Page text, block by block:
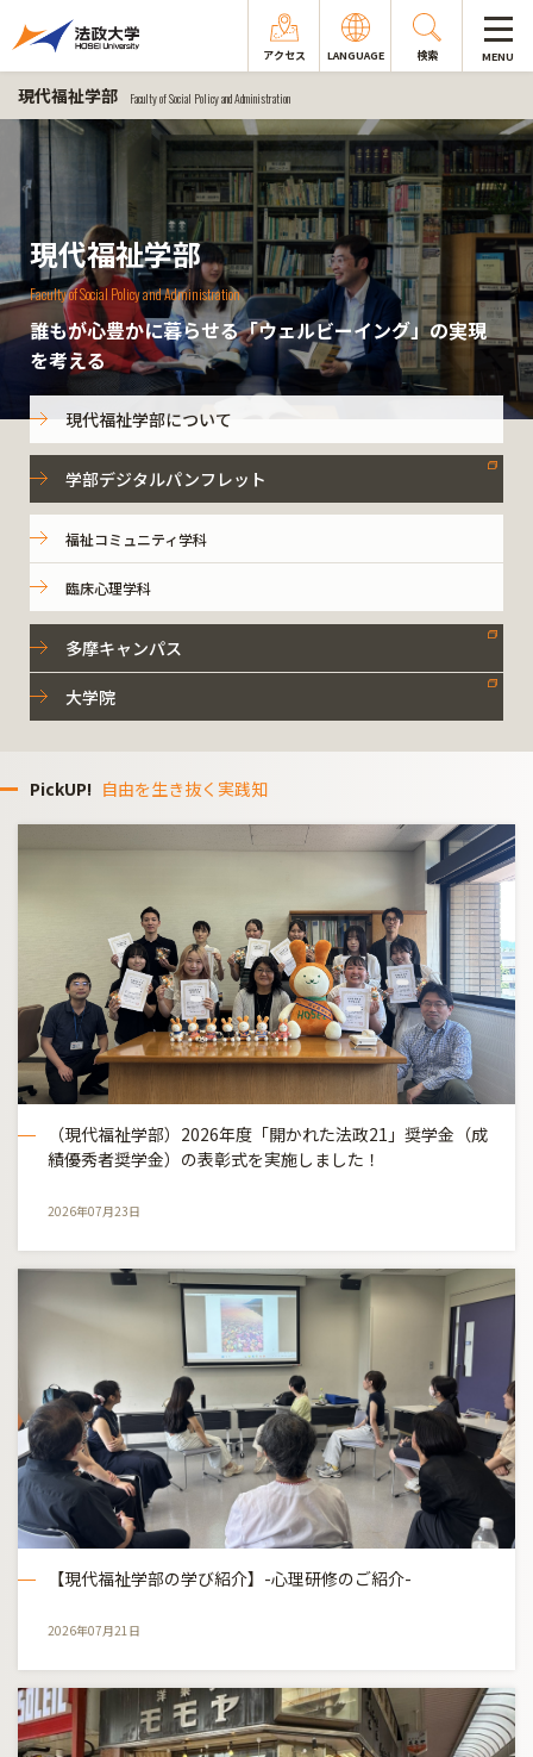
アクセス LANGUAGE 検索 MENU
現代福祉学部 Faculty of Social Policy and Administration
現代福祉学部
Faculty of Social Policy and Administration
誰もが心豊かに暮らせる「ウェルビーイング」の実現
を考える
現代福祉学部について
学部デジタルパンフレット
福祉コミュニティ学科
臨床心理学科
多摩キャンパス
大学院
PickUP! 自由を生き抜く実践知
（現代福祉学部）2026年度「開かれた法政21」奨学金（成
績優秀者奨学金）の表彰式を実施しました！
2026年07月23日
【現代福祉学部の学び紹介】-心理研修のご紹介-
2026年07月21日